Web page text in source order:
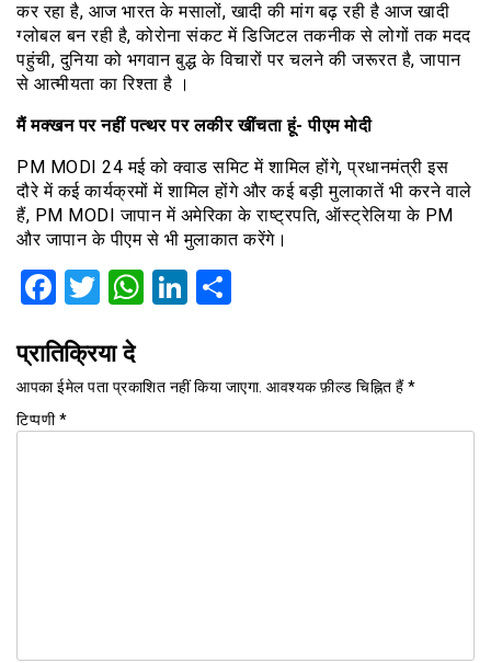
कर रहा है, आज भारत के मसालों, खादी की मांग बढ़ रही है आज खादी
ग्लोबल बन रही है, कोरोना संकट में डिजिटल तकनीक से लोगों तक मदद
पहुंची, दुनिया को भगवान बुद्ध के विचारों पर चलने की जरूरत है, जापान
से आत्मीयता का रिश्ता है ।
मैं मक्खन पर नहीं पत्थर पर लकीर खींचता हूं- पीएम मोदी
PM MODI 24 मई को क्वाड समिट में शामिल होंगे, प्रधानमंत्री इस
दौरे में कई कार्यक्रमों में शामिल होंगे और कई बड़ी मुलाकातें भी करने वाले
हैं, PM MODI जापान में अमेरिका के राष्ट्रपति, ऑस्ट्रेलिया के PM
और जापान के पीएम से भी मुलाकात करेंगे।
Facebook
Twitter
WhatsApp
LinkedIn
प्रातिक्रिया दे
आपका ईमेल पता प्रकाशित नहीं किया जाएगा. आवश्यक फ़ील्ड चिह्नित हैं*
टिप्पणी*